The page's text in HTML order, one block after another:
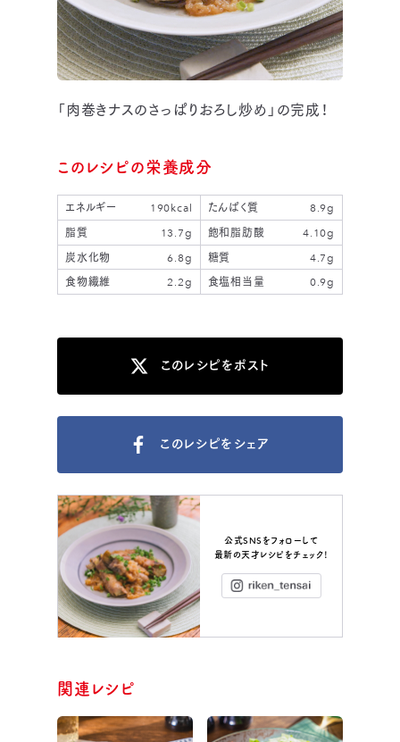
「肉巻きナスのさっぱりおろし炒め」の完成！
このレシピの栄養成分
エネルギー 190kcal たんぱく質
8.9g
脂質
13.7g 飽和脂肪酸
4.10g
炭水化物
6.8g 糖質
4.7g
食物繊維
2.2g 食塩相当量 0.9g
このレシピをポスト
このレシピをシェア
公式SNSをフォローして
最新の天才レシピをチェック！
関連レシピ